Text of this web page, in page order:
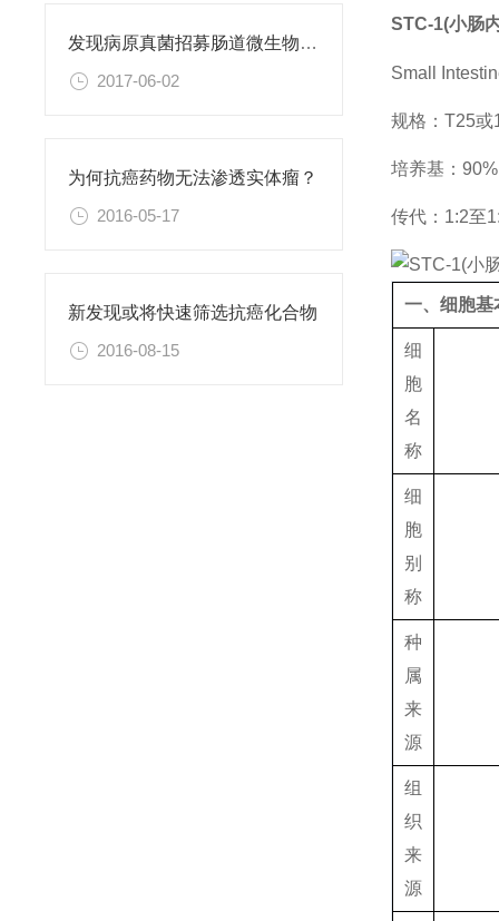
发现病原真菌招募肠道微生物促进杀蚊的新机制
2017-06-02
为何抗癌药物无法渗透实体瘤？
2016-05-17
新发现或将快速筛选抗癌化合物
2016-08-15
STC-1(小肠
Small
规格：T25或
培养基：
传代：1:2至
一、细胞基
细
胞
名
称
细
胞
别
称
种
属
来
源
组
织
来
源